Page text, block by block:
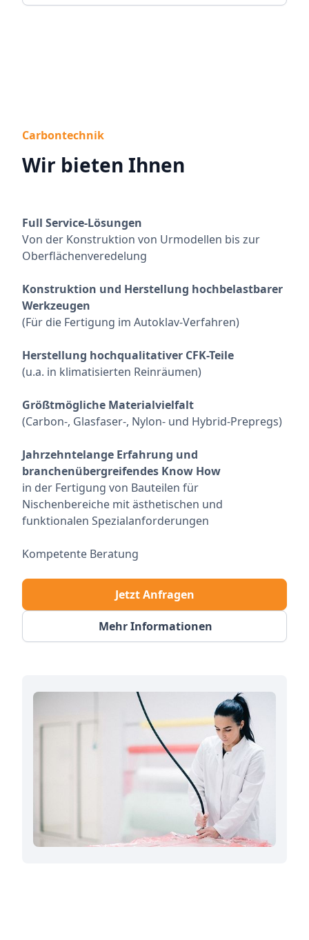
Carbontechnik
Wir bieten Ihnen
Full Service-Lösungen
Von der Konstruktion von Urmodellen bis zur
Oberflächenveredelung
Konstruktion und Herstellung hochbelastbarer
Werkzeugen
(Für die Fertigung im Autoklav-Verfahren)
Herstellung hochqualitativer CFK-Teile
(u.a. in klimatisierten Reinräumen)
Größtmögliche Materialvielfalt
(Carbon-, Glasfaser-, Nylon- und Hybrid-Prepregs)
Jahrzehntelange Erfahrung und
branchenübergreifendes Know How
in der Fertigung von Bauteilen für
Nischenbereiche mit ästhetischen und
funktionalen Spezialanforderungen
Kompetente Beratung
Mehr Informationen
Jetzt Anfragen